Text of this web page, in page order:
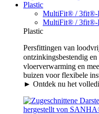
Plastic
MultiFit® / 3fit®-
MultiFit® / 3fit®-
Plastic
Persfittingen van
ontzinkingsbestendig
vloerverwarming en
buizen voor flexibele
► Ontdek nu het